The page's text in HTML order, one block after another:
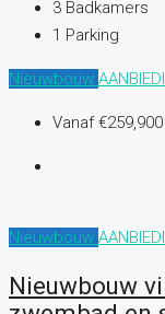
3 Badkamers
1 Parking
Nieuwbouw
Vanaf€259,900
Nieuwbouw
Nieuwbouw